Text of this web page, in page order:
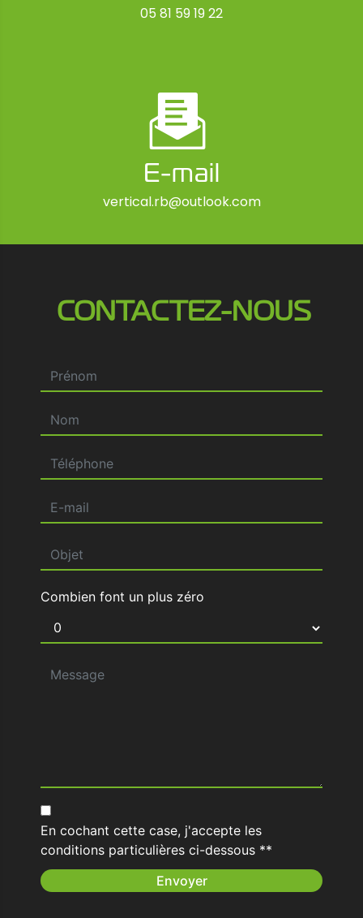
05 81 59 19 22
E-mail
vertical.rb@outlook.com
CONTACTEZ-NOUS
Combien font un plus zéro
En cochant cette case, j'accepte les
conditions particulières ci-dessous **
Envoyer